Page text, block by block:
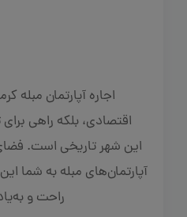
اجاره آپارتمان مبله
اقتصادی، بلکه راهی
این شهر تاریخی است.
آپارتمان‌های مبله به شما
راحت و